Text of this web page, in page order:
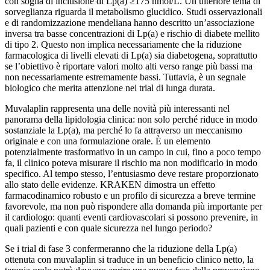
sorveglianza riguarda il metabolismo glucidico. Studi osservazionali
e di randomizzazione mendeliana hanno descritto un’associazione
inversa tra basse concentrazioni di Lp(a) e rischio di diabete mellito
di tipo 2. Questo non implica necessariamente che la riduzione
farmacologica di livelli elevati di Lp(a) sia diabetogena, soprattutto
se l’obiettivo è riportare valori molto alti verso range più bassi ma
non necessariamente estremamente bassi. Tuttavia, è un segnale
biologico che merita attenzione nei trial di lunga durata.
Muvalaplin rappresenta una delle novità più interessanti nel
panorama della lipidologia clinica: non solo perché riduce in modo
sostanziale la Lp(a), ma perché lo fa attraverso un meccanismo
originale e con una formulazione orale. È un elemento
potenzialmente trasformativo in un campo in cui, fino a poco tempo
fa, il clinico poteva misurare il rischio ma non modificarlo in modo
specifico. Al tempo stesso, l’entusiasmo deve restare proporzionato
allo stato delle evidenze. KRAKEN dimostra un effetto
farmacodinamico robusto e un profilo di sicurezza a breve termine
favorevole, ma non può rispondere alla domanda più importante per
il cardiologo: quanti eventi cardiovascolari si possono prevenire, in
quali pazienti e con quale sicurezza nel lungo periodo?
Se i trial di fase 3 confermeranno che la riduzione della Lp(a)
ottenuta con muvalaplin si traduce in un beneficio clinico netto, la